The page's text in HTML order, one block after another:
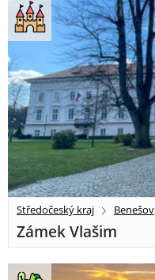
Středočeský kraj Benešov
Zámek Vlašim